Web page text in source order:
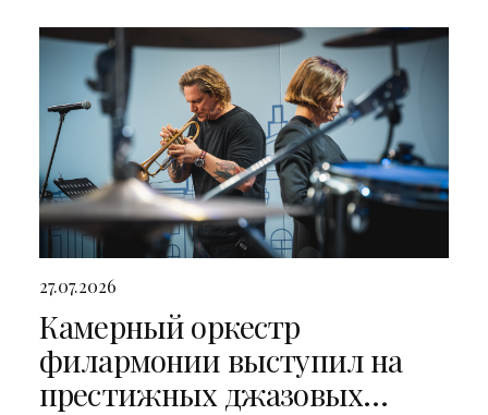
27.07.2026
Камерный оркестр
филармонии выступил на
престижных джазовых